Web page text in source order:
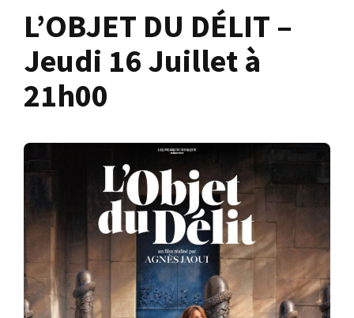
L’OBJET DU DÉLIT –
Jeudi 16 Juillet à
21h00